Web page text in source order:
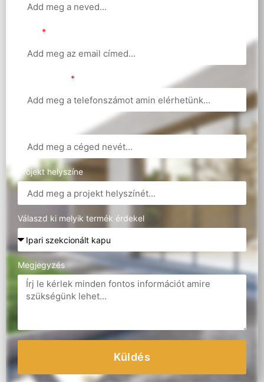
Projekt helyszíne
Válaszd ki melyik termék érdekel
Megjegyzés
Küldés